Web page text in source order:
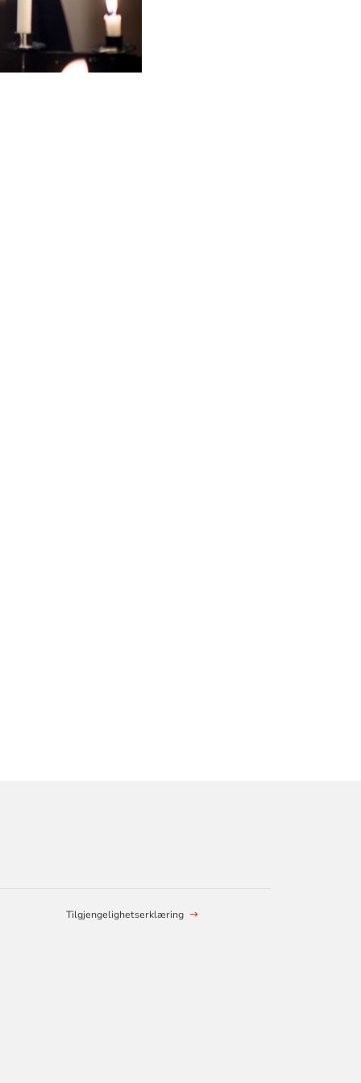
Tilgjengelighetserklæring